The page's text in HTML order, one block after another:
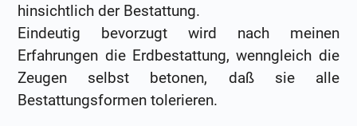
hinsichtlich der Bestattung.
Eindeutig bevorzugt wird nach meinen
Erfahrungen die Erdbestattung, wenngleich die
Zeugen selbst betonen, daß sie alle
Bestattungsformen tolerieren.